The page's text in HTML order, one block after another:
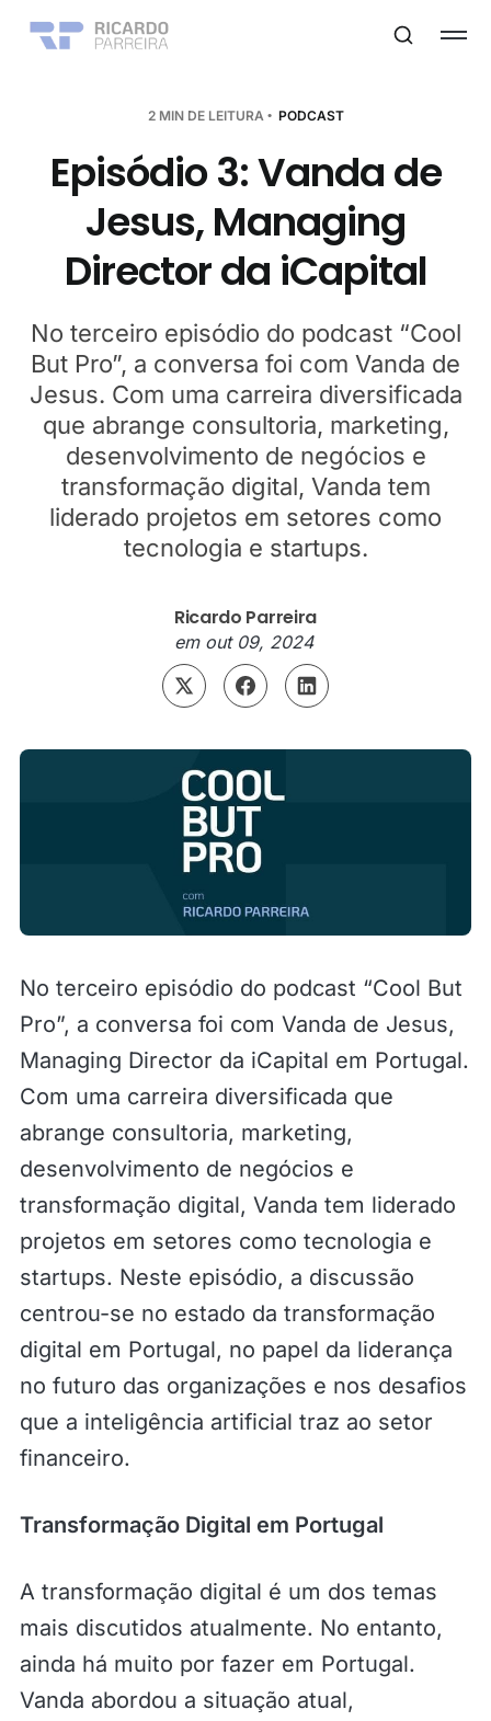
2 MIN DE LEITURA PODCAST
Episódio 3: Vanda de
Jesus, Managing
Director da iCapital
No terceiro episódio do podcast “Cool
But Pro”, a conversa foi com Vanda de
Jesus. Com uma carreira diversificada
que abrange consultoria, marketing,
desenvolvimento de negócios e
transformação digital, Vanda tem
liderado projetos em setores como
tecnologia e startups.
Ricardo Parreira
em out 09, 2024
No terceiro episódio do podcast “Cool But
Pro”, a conversa foi com Vanda de Jesus,
Managing Director da iCapital em Portugal.
Com uma carreira diversificada que
abrange consultoria, marketing,
desenvolvimento de negócios e
transformação digital, Vanda tem liderado
projetos em setores como tecnologia e
startups. Neste episódio, a discussão
centrou-se no estado da transformação
digital em Portugal, no papel da liderança
no futuro das organizações e nos desafios
que a inteligência artificial traz ao setor
financeiro.
Transformação Digital em Portugal
A transformação digital é um dos temas
mais discutidos atualmente. No entanto,
ainda há muito por fazer em Portugal.
Vanda abordou a situação atual,